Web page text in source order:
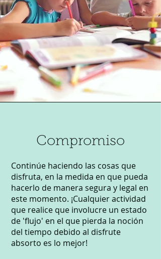
Compromiso
Continúe haciendo las cosas que
disfruta, en la medida en que pueda
hacerlo de manera segura y legal en
este momento. ¡Cualquier actividad
que realice que involucre un estado
de 'flujo' en el que pierda la noción
del tiempo debido al disfrute
absorto es lo mejor!